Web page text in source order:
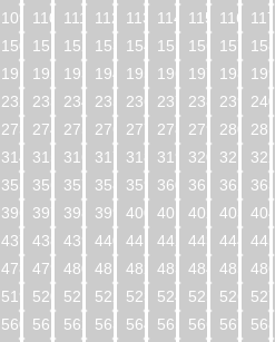
109 110 111 112 113 114 115 116 117
150 151 152 153 154 155 156 157 158
191 192 193 194 195 196 197 198 199
232 233 234 235 236 237 238 239 240
273 274 275 276 277 278 279 280 281
314 315 316 317 318 319 320 321 322
355 356 357 358 359 360 361 362 363
396 397 398 399 400 401 402 403 404
437 438 439 440 441 442 443 444 445
478 479 480 481 482 483 484 485 486
519 520 521 522 523 524 525 526 527
560 561 562 563 564 565 566 567 568